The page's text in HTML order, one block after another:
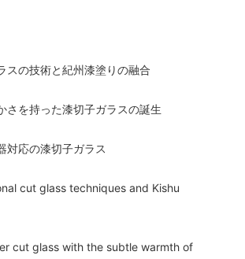
スの技術と紀州漆塗りの融合
さを持った漆切子ガラスの誕生
対応の漆切子ガラス
cut glass techniques and Kishu
cut glass with the subtle warmth of